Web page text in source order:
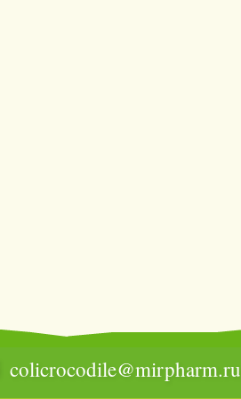
colicrocodile@mirpharm.ru